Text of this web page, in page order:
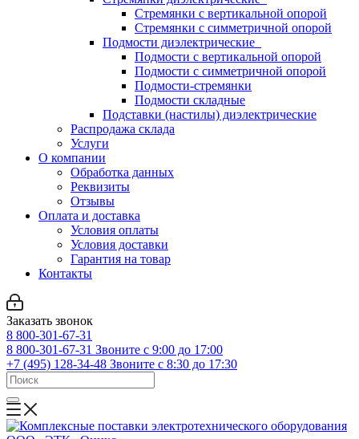
Стремянки с вертикальной опорой
Стремянки с симметричной опорой
Подмости диэлектрические
Подмости с вертикальной опорой
Подмости с симметричной опорой
Подмости-стремянки
Подмости складные
Подставки (настилы) диэлектрические
Распродажа склада
Услуги
О компании
Обработка данных
Реквизиты
Отзывы
Оплата и доставка
Условия оплаты
Условия доставки
Гарантия на товар
Контакты
Заказать звонок
8 800-301-67-31
8 800-301-67-31 Звоните с 9:00 до 17:00
+7 (495) 128-34-48 Звоните с 8:30 до 17:30